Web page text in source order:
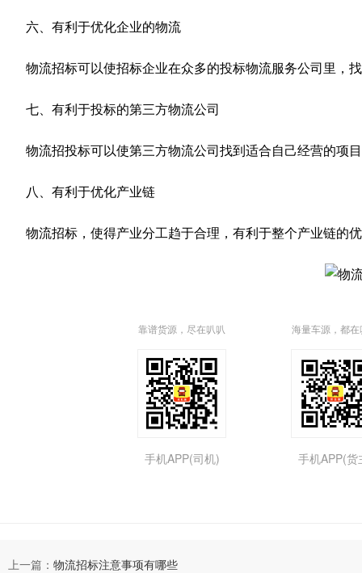
六、有利于优化企业的物流
物流招标可以使招标企业在众多的投标物流服务公司里，
七、有利于投标的第三方物流公司
物流招投标可以使第三方物流公司找到适合自己经营的项
八、有利于优化产业链
物流招标，使得产业分工趋于合理，有利于整个产业链的
靠谱货源，尽在叭叭
手机APP(司机)
海量车源，都在
手机APP(货
上一篇： 物流招标注意事项有哪些